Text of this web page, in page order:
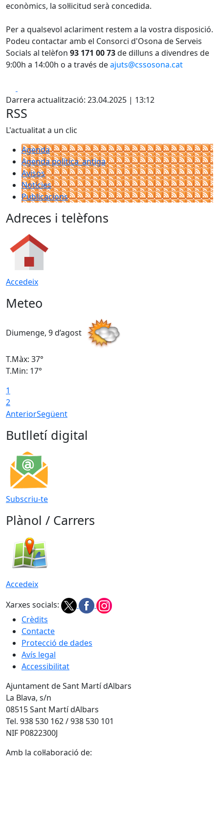
econòmics, la sol·licitud serà concedida.
Per a qualsevol aclariment restem a la vostra disposició.
Podeu contactar amb el Consorci d'Osona de Serveis
Socials al telèfon 93 171 00 73de dilluns a divendres de
9:00h a 14:00h o a través deajuts@cssosona.cat
Darrera actualització: 23.04.2025 | 13:12
RSS
L'actualitat a un clic
Agenda
Agenda política_antiga
Avisos
Notícies
Publicacions
Adreces i telèfons
Accedeix
Meteo
Diumenge, 9 d’agost
T.Màx: 37°
T.Min: 17°
1
2
AnteriorSegüent
Butlletí digital
Subscriu-te
Plànol / Carrers
Accedeix
Xarxes socials:
Crèdits
Contacte
Protecció de dades
Avís legal
Accessibilitat
Ajuntament de Sant Martí dAlbars
La Blava, s/n
08515 Sant Martí dAlbars
Tel. 938 530 162 / 938 530 101
NIF P0822300J
Amb la col·laboració de: